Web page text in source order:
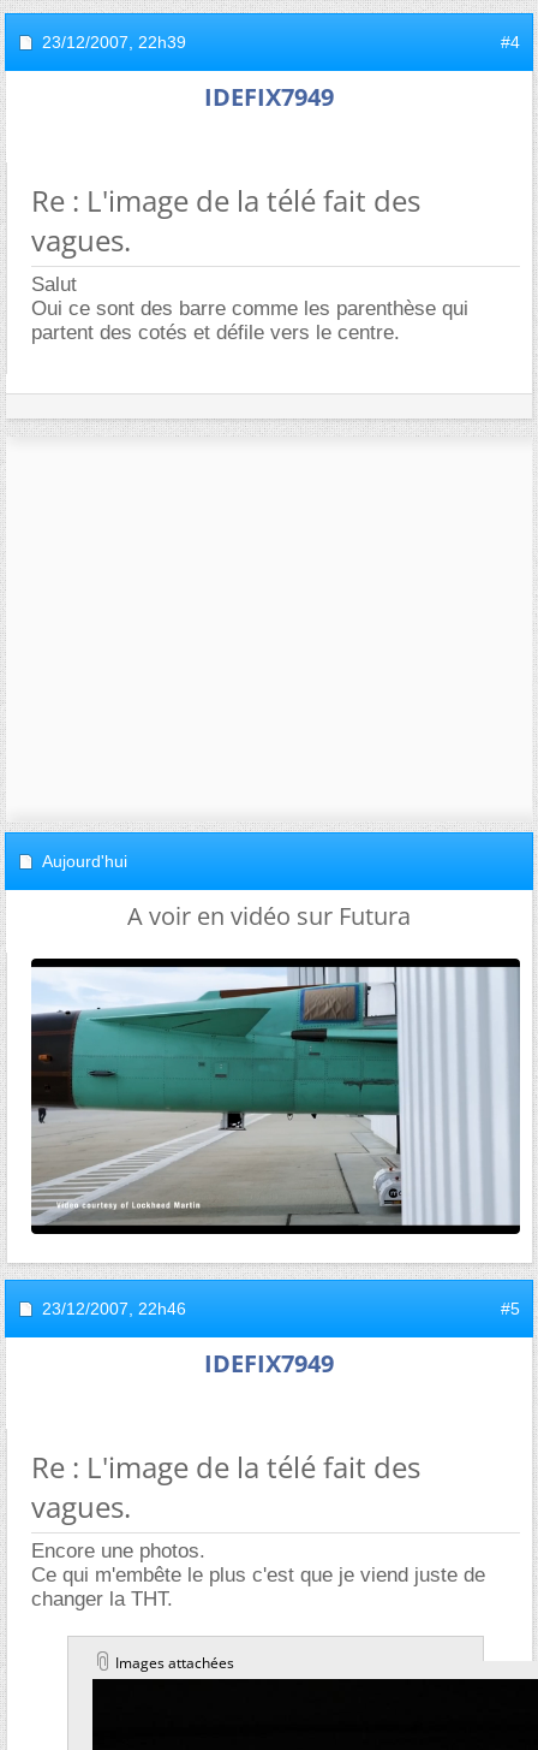
23/12/2007, 22h39 #4
IDEFIX7949
Re : L'image de la télé fait des
vagues.
Salut
Oui ce sont des barre comme les parenthèse qui
partent des cotés et défile vers le centre.
Aujourd'hui
A voir en vidéo sur Futura
23/12/2007, 22h46 #5
IDEFIX7949
Re : L'image de la télé fait des
vagues.
Encore une photos.
Ce qui m'embête le plus c'est que je viend juste de
changer la THT.
Images attachées